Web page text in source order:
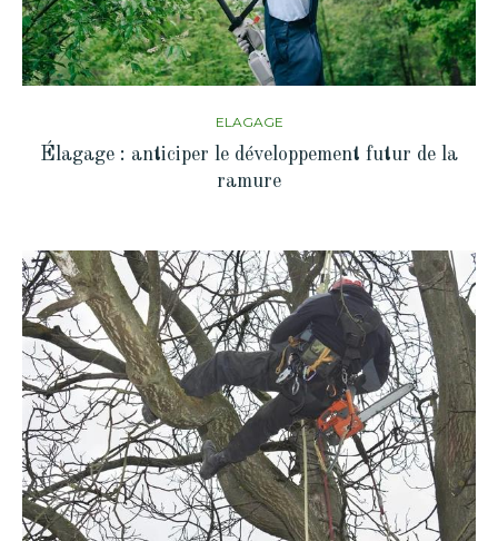
ELAGAGE
Élagage : anticiper le développement futur de la
ramure